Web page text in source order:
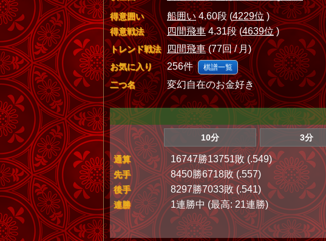
得意囲い 船囲い4.60段 (4229位)
得意戦法 四間飛車4.31段 (4639位)
トレンド戦法 四間飛車(77回 / 月)
お気に入り 256件 棋譜一覧
二つ名 変幻自在のお金好き
10分 3分
通算 16747勝13751敗 (.549)
先手 8450勝6718敗 (.557)
後手 8297勝7033敗 (.541)
連勝 1連勝中 (最高: 21連勝)